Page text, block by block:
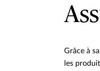
Grâce à
les